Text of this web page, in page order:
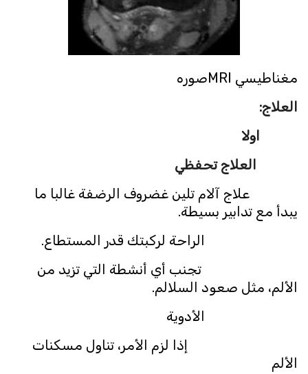
مغناطيسي MRIصوره
العلاج:
اولا
العلاج تحفظي
علاج آلام تلين غضروف الرضفة غالبا ما
يبدأ مع تدابير بسيطة.
الراحة لركبتك قدر المستطاع.
تجنب أي أنشطة التي تزيد من
الألم، مثل صعود السلالم.
الأدوية
إذا لزم الأمر، تناول مسكنات
الألم